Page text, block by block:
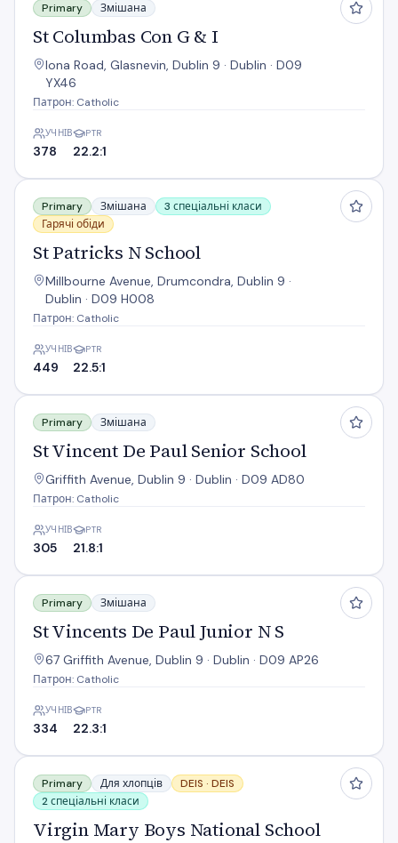
Primary Змішана
St Columbas Con G & I
Iona Road, Glasnevin, Dublin 9 · Dublin · D09
YX46
Патрон: Catholic
УЧНІВ
378
PTR
22.2:1
St Patricks N School
Primary Змішана
3 спеціальні класи
Гарячі обіди
St Patricks N School
Millbourne Avenue, Drumcondra, Dublin 9 ·
Dublin · D09 H008
Патрон: Catholic
УЧНІВ
449
PTR
22.5:1
St Vincent De Paul Senior School
Primary Змішана
St Vincent De Paul Senior School
Griffith Avenue, Dublin 9 · Dublin · D09 AD80
Патрон: Catholic
УЧНІВ
305
PTR
21.8:1
St Vincents De Paul Junior N S
Primary Змішана
St Vincents De Paul Junior N S
67 Griffith Avenue, Dublin 9 · Dublin · D09 AP26
Патрон: Catholic
УЧНІВ
334
PTR
22.3:1
Virgin Mary Boys National School
Primary Для хлопців DEIS · DEIS
2 спеціальні класи
Virgin Mary Boys National School